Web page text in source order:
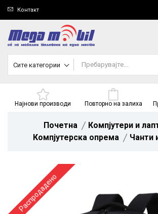
Контакт
Сите категории
Најнови производи Повторно на залиха
Почетна
Компјутери и
Компјутерска опрема
Чанти
Распродадено